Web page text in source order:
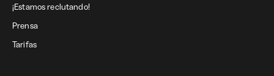
¡Estamos reclutando!
Prensa
Tarifas